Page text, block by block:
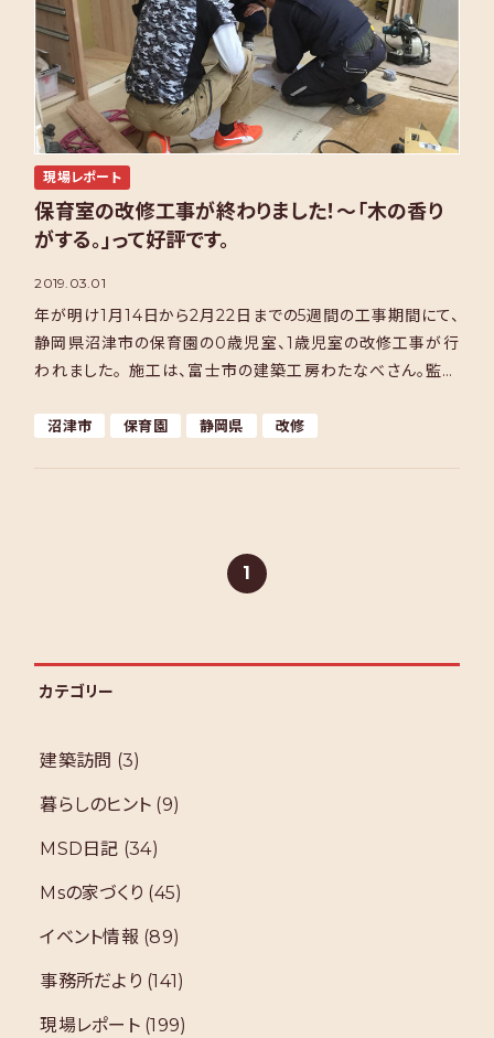
現場レポート
保育室の改修工事が終わりました！～「木の香り
がする。」って好評です。
2019.03.01
年が明け1月14日から2月22日までの5週間の工事期間にて、
静岡県沼津市の保育園の0歳児室、1歳児室の改修工事が行
われました。 施工は、富士市の建築工房わたなべさん。監督
沼津市 保育園 静岡県 改修
1
カテゴリー
建築訪問 (3)
暮らしのヒント (9)
MSD日記 (34)
Msの家づくり (45)
イベント情報 (89)
事務所だより (141)
現場レポート(199)